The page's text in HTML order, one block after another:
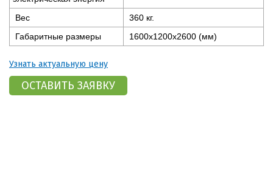
Вес
360 кг.
Габаритные размеры
1600x1200x2600 (мм)
Узнать актуальную цену